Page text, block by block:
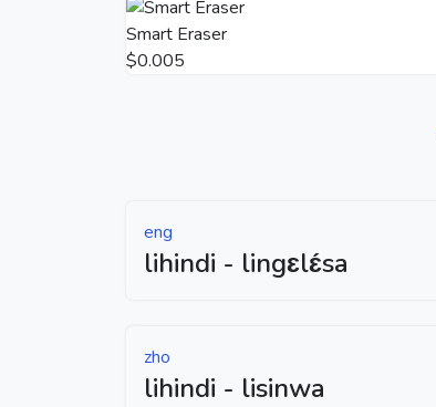
Smart Eraser
$0.005
eng
lihindi - lingɛlɛ́sa
zho
lihindi - lisinwa